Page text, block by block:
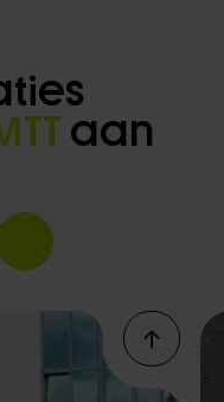
aan